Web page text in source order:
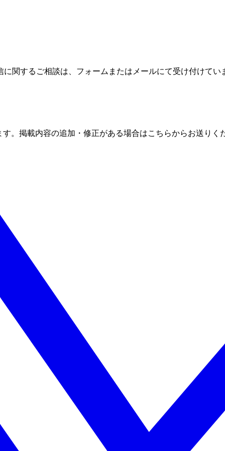
関するご相談は、フォームまたはメールにて受け付けてい
。掲載内容の追加・修正がある場合はこちらからお送りく